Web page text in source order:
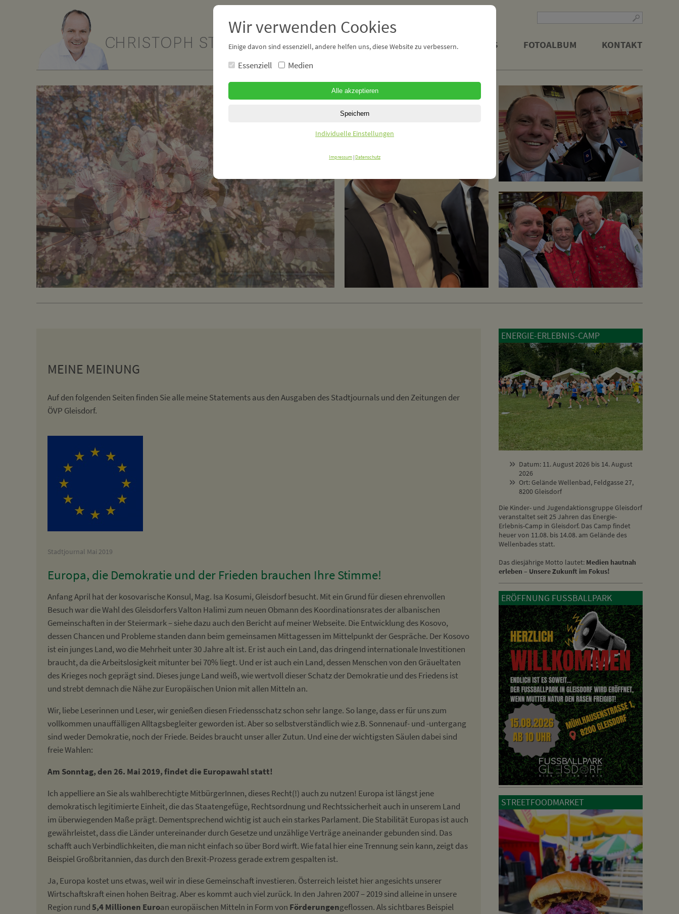
KONTAKT
FOTOALBUM
POLITISCHES
Mein Team
Reden im Parlament
Politisches Handeln
News aus dem Parlament
Das Projekt "Einbahnring"
Links
PERSÖNLICH
Ganz persönlich
Meine Meinung
MEINE MEINUNG
Auf den folgenden Seiten finden Sie alle meine Statements aus den Ausgaben des Stadtjournals und den Zeitungen der
ÖVP Gleisdorf.
Stadtjournal Mai 2019
Europa, die Demokratie und der Frieden brauchen Ihre Stimme!
Anfang April hat der kosovarische Konsul, Mag. Isa Kosumi, Gleisdorf besucht. Mit ein Grund für diesen ehrenvollen
Besuch war die Wahl des Gleisdorfers Valton Halimi zum neuen Obmann des Koordinationsrates der albanischen
Gemeinschaften in der Steiermark – siehe dazu auch den Bericht auf meiner Webseite. Die Entwicklung des Kosovo,
dessen Chancen und Probleme standen dann beim gemeinsamen Mittagessen im Mittelpunkt der Gespräche. Der Kosovo
ist ein junges Land, wo die Mehrheit unter 30 Jahre alt ist. Er ist auch ein Land, das dringend internationale Investitionen
braucht, da die Arbeitslosigkeit mitunter bei 70% liegt. Und er ist auch ein Land, dessen Menschen von den Gräueltaten
des Krieges noch geprägt sind. Dieses junge Land weiß, wie wertvoll dieser Schatz der Demokratie und des Friedens ist
und strebt demnach die Nähe zur Europäischen Union mit allen Mitteln an.
Wir, liebe Leserinnen und Leser, wir genießen diesen Friedensschatz schon sehr lange. So lange, dass er für uns zum
vollkommen unauffälligen Alltagsbegleiter geworden ist. Aber so selbstverständlich wie z.B. Sonnenauf- und -untergang
sind weder Demokratie, noch der Friede. Beides braucht unser aller Zutun. Und eine der wichtigsten Säulen dabei sind
freie Wahlen:
Am Sonntag, den 26. Mai 2019, findet die Europawahl statt!
Ich appelliere an Sie als wahlberechtigte MitbürgerInnen, dieses Recht(!) auch zu nutzen! Europa ist längst jene
demokratisch legitimierte Einheit, die das Staatengefüge, Rechtsordnung und Rechtssicherheit auch in unserem Land
im überwiegenden Maße prägt. Dementsprechend wichtig ist auch ein starkes Parlament. Die Stabilität Europas ist auch
gewährleistet, dass die Länder untereinander durch Gesetze und unzählige Verträge aneinander gebunden sind. Das
schafft auch Verbindlichkeiten, die man nicht einfach so über Bord wirft. Wie fatal hier eine Trennung sein kann, zeigt das
Beispiel Großbritannien, das durch den Brexit-Prozess gerade extrem gespalten ist.
Ja, Europa kostet uns etwas, weil wir in diese Gemeinschaft investieren. Österreich leistet hier angesichts unserer
Wirtschaftskraft einen hohen Beitrag. Aber es kommt auch viel zurück. In den Jahren 2007 – 2019 sind alleine in unsere
Region rund5,4 Millionen Euroan europäischen Mitteln in Form von Förderungengeflossen. Als sichtbares Beispiel
ENERGIE-ERLEBNIS-CAMP
Datum: 11. August 2026 bis 14. August
2026
Ort: Gelände Wellenbad, Feldgasse 27,
8200 Gleisdorf
Die Kinder- und Jugendaktionsgruppe Gleisdorf
veranstaltet seit 25 Jahren das Energie-
Erlebnis-Camp in Gleisdorf. Das Camp findet
heuer von 11.08. bis 14.08. am Gelände des
Wellenbades statt.
Das diesjährige Motto lautet: Medien hautnah
erleben – Unsere Zukunft im Fokus!
ERÖFFNUNG FUSSBALLPARK
STREETFOODMARKET
Wir verwenden Cookies
Einige davon sind essenziell, andere helfen uns, diese Website zu verbessern.
Essenziell Medien
Individuelle Einstellungen
Impressum | Datenschutz